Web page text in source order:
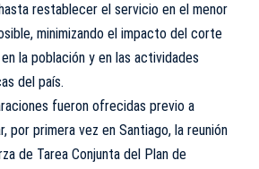
restablecer el servicio en el menor
minimizando el impacto del corte
la población y en las actividades
del país.
fueron ofrecidas previo a
por primera vez en Santiago, la reunión
de Tarea Conjunta del Plan de